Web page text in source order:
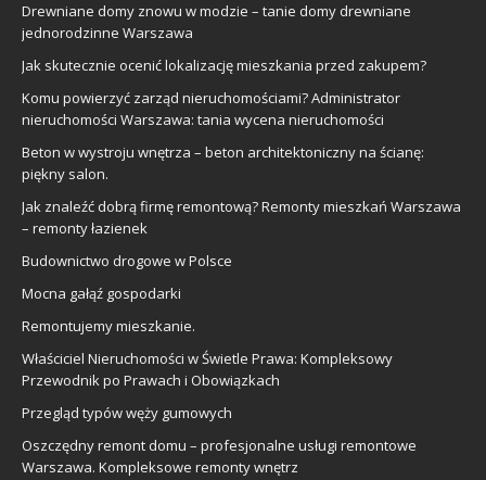
Drewniane domy znowu w modzie – tanie domy drewniane
jednorodzinne Warszawa
Jak skutecznie ocenić lokalizację mieszkania przed zakupem?
Komu powierzyć zarząd nieruchomościami? Administrator
nieruchomości Warszawa: tania wycena nieruchomości
Beton w wystroju wnętrza – beton architektoniczny na ścianę:
piękny salon.
Jak znaleźć dobrą firmę remontową? Remonty mieszkań Warszawa
– remonty łazienek
Budownictwo drogowe w Polsce
Mocna gałąź gospodarki
Remontujemy mieszkanie.
Właściciel Nieruchomości w Świetle Prawa: Kompleksowy
Przewodnik po Prawach i Obowiązkach
Przegląd typów węży gumowych
Oszczędny remont domu – profesjonalne usługi remontowe
Warszawa. Kompleksowe remonty wnętrz